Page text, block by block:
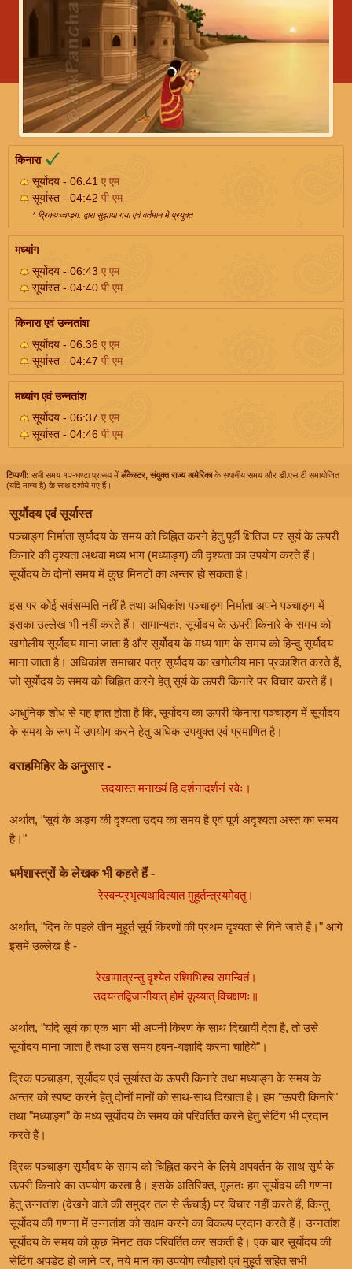
किनारा
सूर्योदय - 06:41 ए एम
सूर्यास्त - 04:42 पी एम
* द्रिकपञ्चाङ्ग. द्वारा सुझाया गया एवं वर्तमान में प्रयुक्त
मध्यांग
सूर्योदय - 06:43 ए एम
सूर्यास्त - 04:40 पी एम
किनारा एवं उन्नतांश
सूर्योदय - 06:36 ए एम
सूर्यास्त - 04:47 पी एम
मध्यांग एवं उन्नतांश
सूर्योदय - 06:37 ए एम
सूर्यास्त - 04:46 पी एम
टिप्पणी: सभी समय १२-घण्टा प्रारूप में लँकेस्टर, संयुक्त राज्य अमेरिकाके स्थानीय समय और डी.एस.टी समायोजित
(यदि मान्य है) के साथ दर्शाये गए हैं।
सूर्योदय एवं सूर्यास्त
पञ्चाङ्ग निर्माता सूर्योदय के समय को चिह्नित करने हेतु पूर्वी क्षितिज पर सूर्य के ऊपरी
किनारे की दृश्यता अथवा मध्य भाग (मध्याङ्ग) की दृश्यता का उपयोग करते हैं।
सूर्योदय के दोनों समय में कुछ मिनटों का अन्तर हो सकता है।
इस पर कोई सर्वसम्मति नहीं है तथा अधिकांश पञ्चाङ्ग निर्माता अपने पञ्चाङ्ग में
इसका उल्लेख भी नहीं करते हैं। सामान्यतः, सूर्योदय के ऊपरी किनारे के समय को
खगोलीय सूर्योदय माना जाता है और सूर्योदय के मध्य भाग के समय को हिन्दु सूर्योदय
माना जाता है। अधिकांश समाचार पत्र सूर्योदय का खगोलीय मान प्रकाशित करते हैं,
जो सूर्योदय के समय को चिह्नित करने हेतु सूर्य के ऊपरी किनारे पर विचार करते हैं।
आधुनिक शोध से यह ज्ञात होता है कि, सूर्योदय का ऊपरी किनारा पञ्चाङ्ग में सूर्योदय
के समय के रूप में उपयोग करने हेतु अधिक उपयुक्त एवं प्रमाणित है।
वराहमिहिर के अनुसार -
उदयास्त मनाख्यं हि दर्शनादर्शनं रवेः।
अर्थात, "सूर्य के अङ्ग की दृश्यता उदय का समय है एवं पूर्ण अदृश्यता अस्त का समय
है।"
धर्मशास्त्रों के लेखक भी कहते हैं -
रेस्वन्प्रभृत्यथादित्यात मुहूर्तन्त्रयमेवतु।
अर्थात, "दिन के पहले तीन मुहूर्त सूर्य किरणों की प्रथम दृश्यता से गिने जाते हैं।" आगे
इसमें उल्लेख है -
रेखामात्रन्तु दृश्येत रश्मिभिश्च समन्वितं।
उदयन्तद्विजानीयात् होमं कूय्यात् विचक्षणः॥
अर्थात, "यदि सूर्य का एक भाग भी अपनी किरण के साथ दिखायी देता है, तो उसे
सूर्योदय माना जाता है तथा उस समय हवन-यज्ञादि करना चाहिये"।
द्रिक पञ्चाङ्ग, सूर्योदय एवं सूर्यास्त के ऊपरी किनारे तथा मध्याङ्ग के समय के
अन्तर को स्पष्ट करने हेतु दोनों मानों को साथ-साथ दिखाता है। हम "ऊपरी किनारे"
तथा "मध्याङ्ग" के मध्य सूर्योदय के समय को परिवर्तित करने हेतु सेटिंग भी प्रदान
करते हैं।
द्रिक पञ्चाङ्ग सूर्योदय के समय को चिह्नित करने के लिये अपवर्तन के साथ सूर्य के
ऊपरी किनारे का उपयोग करता है। इसके अतिरिक्त, मूलतः हम सूर्योदय की गणना
हेतु उन्नतांश (देखने वाले की समुद्र तल से ऊँचाई) पर विचार नहीं करते हैं, किन्तु
सूर्योदय की गणना में उन्नतांश को सक्षम करने का विकल्प प्रदान करते हैं। उन्नतांश
सूर्योदय के समय को कुछ मिनट तक परिवर्तित कर सकती है। एक बार सूर्योदय की
सेटिंग अपडेट हो जाने पर, नये मान का उपयोग त्यौहारों एवं मुहूर्त सहित सभी